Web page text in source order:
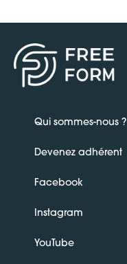
Qui sommes-nous ?
Devenez adhérent
Facebook
Instagram
YouTube